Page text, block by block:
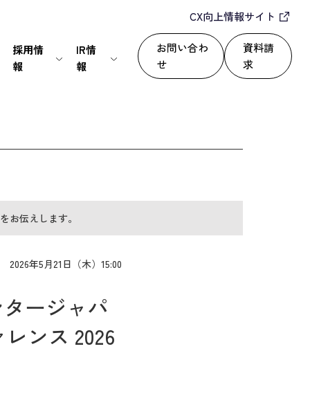
採用情
報
IR情
報
CX向上情報サイト
お問い合わ
せ
資料請
求
お伝えします。
2026年5月21日（木）15:00
ージャパ
ンス 2026